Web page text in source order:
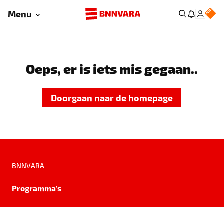
Menu
Oeps, er is iets mis gegaan..
Doorgaan naar de homepage
BNNVARA
Programma's